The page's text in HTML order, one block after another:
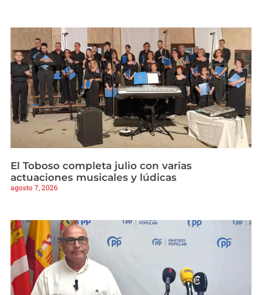
El Toboso completa julio con varias
actuaciones musicales y lúdicas
agosto 7, 2026